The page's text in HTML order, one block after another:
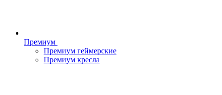
Премиум
Премиум геймерские
Премиум кресла